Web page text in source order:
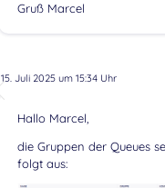
Gruß Marcel
15. Juli 2025 um 15:34 Uhr
Hallo Marcel,
die Gruppen der Queues
folgt aus: